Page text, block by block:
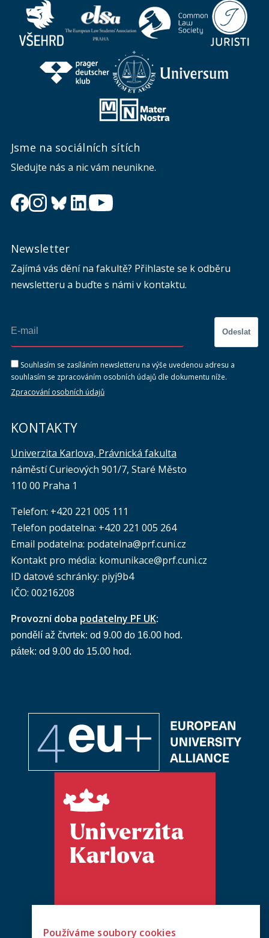
Jsme na sociálních sítích
Sledujte nás a nic vám neunikne.
Newsletter
Zajímá vás dění na fakultě? Přihlaste se k odběru
newsletteru a buďte s námi v kontaktu.
Odeslat
Souhlasím se zasíláním newsletteru na výše uvedenou adresu a
souhlasím se zpracováním osobních údajů dle dokumentu níže.
Zpracování osobních údajů
KONTAKTY
Univerzita Karlova, Právnická fakulta
náměstí Curieových 901/7, Staré Město
110 00 Praha 1
Telefon: +420 221 005 111
Telefon podatelna: +420 221 005 264
Email podatelna: podatelna@prf.cuni.cz
Kontakt pro média: komunikace@prf.cuni.cz
ID datové schránky: piyj9b4
IČO: 00216208
Provozní doba podatelny PF UK:
pondělí až čtvrtek: od 9.00 do 16.00 hod.
pátek: od 9.00 do 15.00 hod.
Používáme soubory cookies